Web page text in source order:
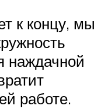
к концу, мы
наждачной
работе.